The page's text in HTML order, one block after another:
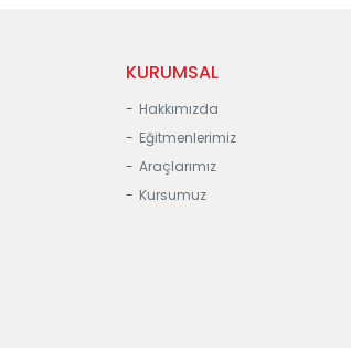
KURUMSAL
Hakkımızda
Eğitmenlerimiz
Araçlarımız
Kursumuz